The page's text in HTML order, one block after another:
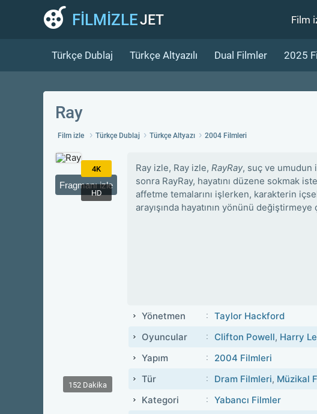
FİLMİZLEJET Film
Türkçe Dublaj Türkçe Altyazılı Dual Filmler 2025
Ray
Film izle Türkçe Dublaj Türkçe Altyazı 2004 Filmleri
4K
HD
152 Dakika
Fragmanı izle
Ray izle, Ray izle, RayRay, suç ve umudun
sonra RayRay, hayatını düzene sokmak
affetme temalarını işlerken, karakterin
arayışında hayatının yönünü değiştirmeye
Yönetmen
Taylor Hackford
Oyuncular
Clifton Powell, Harry
Yapım
2004 Filmleri
Tür
Dram Filmleri, Müzikal
Kategori
Yabancı Filmler